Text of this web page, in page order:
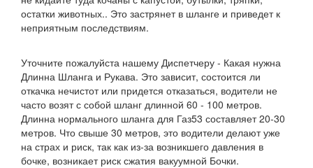
остатки животных.. Это застрянет в шланге и приведет к
неприятным последствиям.
Уточните пожалуйста нашему Диспетчеру - Какая нужна
Длинна Шланга и Рукава. Это зависит, состоится ли
откачка нечистот или придется отказаться, водители не
часто возят с собой шланг длинной 60 - 100 метров.
Длинна нормального шланга для Газ53 составляет 20-30
метров. Что свыше 30 метров, это водители делают уже
на страх и риск, так как из-за возникшего давления в
бочке, возникает риск сжатия вакуумной Бочки.